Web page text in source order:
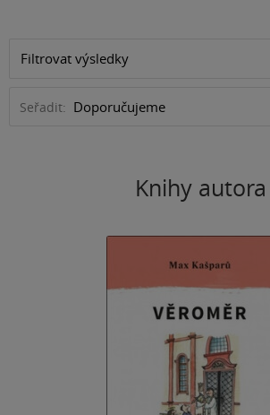
Filtrovat výsledky
Seřadit:
Knihy autora